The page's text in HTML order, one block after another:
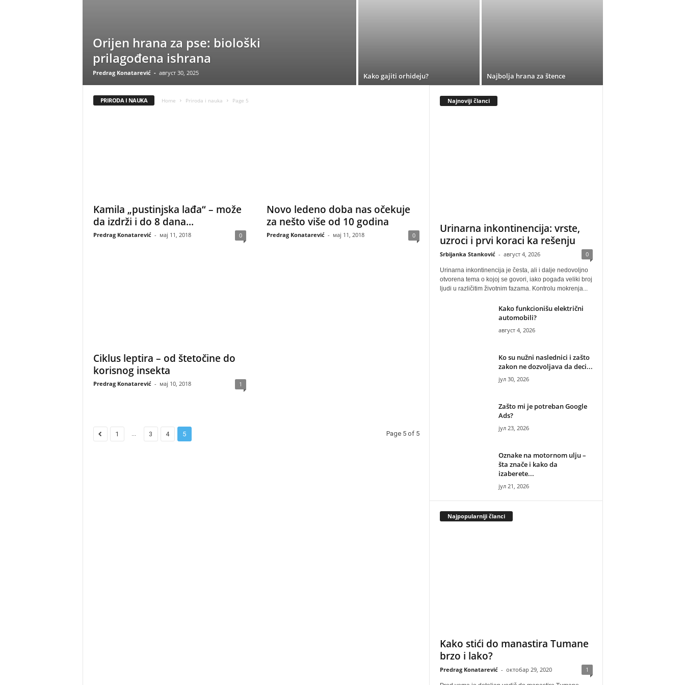
Orijen hrana za pse: biološki
prilagođena ishrana
Predrag Konatarević - август 30, 2025 Kako gajiti orhideju? Najbolja hrana za štence
PRIRODA I NAUKA Home Priroda i nauka Page 5
Kamila „pustinjska lađa“ – može
da izdrži i do 8 dana...
Predrag Konatarević - мај 11, 2018 0
Novo ledeno doba nas očekuje
za nešto više od 10 godina
Predrag Konatarević - мај 11, 2018 0
Ciklus leptira – od štetočine do
korisnog insekta
Predrag Konatarević - мај 10, 2018 1
1 ... 3 4 5 Page 5 of 5
Najnoviji članci
Urinarna inkontinencija: vrste,
uzroci i prvi koraci ka rešenju
Srbijanka Stanković - август 4, 2026 0
Urinarna inkontinencija je česta, ali i dalje nedovoljno
otvorena tema o kojoj se govori, iako pogađa veliki broj
ljudi u različitim životnim fazama. Kontrolu mokrenja...
Kako funkcionišu električni
automobili?
август 4, 2026
Ko su nužni naslednici i zašto
zakon ne dozvoljava da deci...
јул 30, 2026
Zašto mi je potreban Google
Ads?
јул 23, 2026
Oznake na motornom ulju –
šta znače i kako da
izaberete...
јул 21, 2026
Najpopularniji članci
Kako stići do manastira Tumane
brzo i lako?
Predrag Konatarević - октобар 29, 2020 1